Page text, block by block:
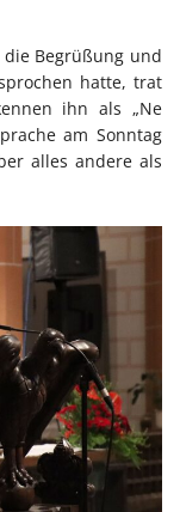
die Begrüßung und
hatte, trat
ihn als „Ne
am Sonntag
alles andere als